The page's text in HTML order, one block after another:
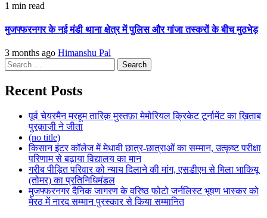
1 min read
मुजफ्फरनगर के नई मंडी थाना क्षेत्र में पुलिस और गांजा तस्करों के बीच मुठभेड़
3 months ago Himanshu Pal
Search
for:
Recent Posts
पूर्व चेयरमैन मरहूम तारिक़ मुस्तफ़ा मेमोरियल क्रिकेट टूर्नामेंट का ख़िताब
पुरक़ाज़ी ने जीता
(no title)
किसान इंटर कॉलेज में मेधावी छात्र-छात्राओं का सम्मान, उत्कृष्ट परीक्षा
परिणाम से बढ़ाया विद्यालय का मान
गरीब पीड़ित परिवार को न्याय दिलाने की मांग, एसडीएम से मिला भाकियू
(तोमर) का प्रतिनिधिमंडल
मुजफ्फरनगर दैनिक जागरण के वरिष्ठ फोटो जर्नलिस्ट भूषण भास्कर को
मेरठ में नारद सम्मान पुरस्कार से किया सम्मानित